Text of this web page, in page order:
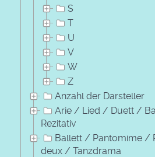
S
T
U
V
W
Z
Anzahl der Darsteller
Arie / Lied / Duett /
Rezitativ
Ballett / Pantomime /
deux / Tanzdrama